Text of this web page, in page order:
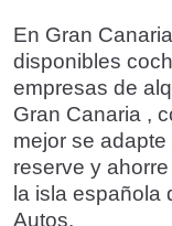
En Gran
disponibles
empresas de
Gran Canaria ,
mejor se
reserve y
la isla española
Autos.